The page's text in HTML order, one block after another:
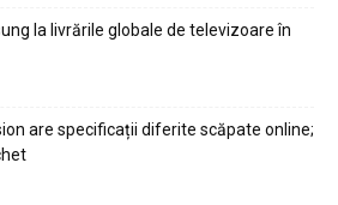
la livrările globale de televizoare în
are specificații diferite scăpate online;